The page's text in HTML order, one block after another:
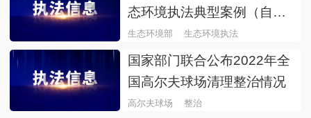
态环境执法典型案例（自动
监控领域）
生态环境部 生态环境执法
国家部门联合公布2022年全
国高尔夫球场清理整治情况
高尔夫球场 整治